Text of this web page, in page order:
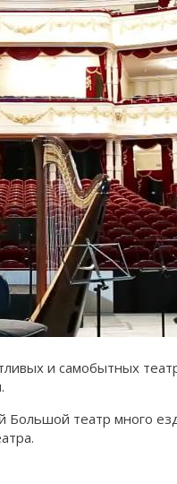
и самобытных
театр много